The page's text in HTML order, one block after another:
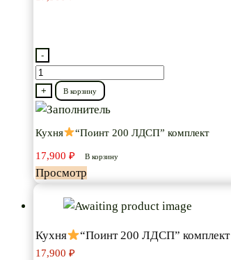
-
Количество
товара
Кухня
“Поинт
200
ЛДСП”
+ В корзину
Кухня “Поинт 200 ЛДСП” комплект
17,900 ₽ В корзину
Просмотр
Кухня “Поинт 200 ЛДСП” комплект
17,900 ₽